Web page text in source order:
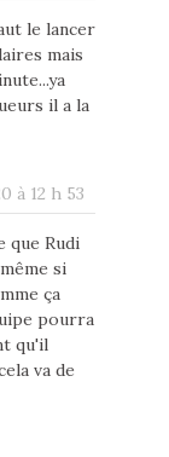
le lancer
mais
il a la
à 12 h 53
que Rudi
si
ça
pourra
qu'il
va de